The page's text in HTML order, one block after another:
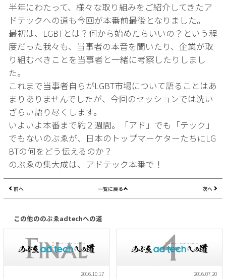
半年にわたって、様々な取り組みをご紹介してきたア
ドテックへの道も今回が本番前最後となりました。
最初は、LGBTとは？何から始めたらいいの？という程
度だった我々も、当事者の本音を聞いたり、企業が取
り組むべきことを当事者と一緒に考察したりしまし
た。
これまで当事者自らがLGBT市場について語ることはあ
まりありませんでしたが、今回のセッションでは洗い
ざらい語り尽くします。
いよいよ本番まで約２週間。「アド」でも「テック」
でもないのぶゑが、日本のトップマーケターたちにLG
BTの何をどう伝えるのか？
のぶゑの集大成は、アドテック本番で！
前へ 一覧に戻る 次へ
この他ののぶゑadtechへの道
2016.10.17
2016.07.20